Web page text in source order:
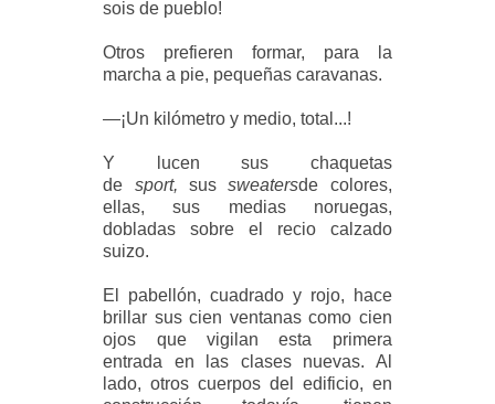
sois de pueblo!
Otros prefieren formar, para la
marcha a pie, pequeñas caravanas.
—¡Un kilómetro y medio, total...!
Y lucen sus chaquetas
de sport, sussweatersde colores,
ellas, sus medias noruegas,
dobladas sobre el recio calzado
suizo.
El pabellón, cuadrado y rojo, hace
brillar sus cien ventanas como cien
ojos que vigilan esta primera
entrada en las clases nuevas. Al
lado, otros cuerpos del edificio, en